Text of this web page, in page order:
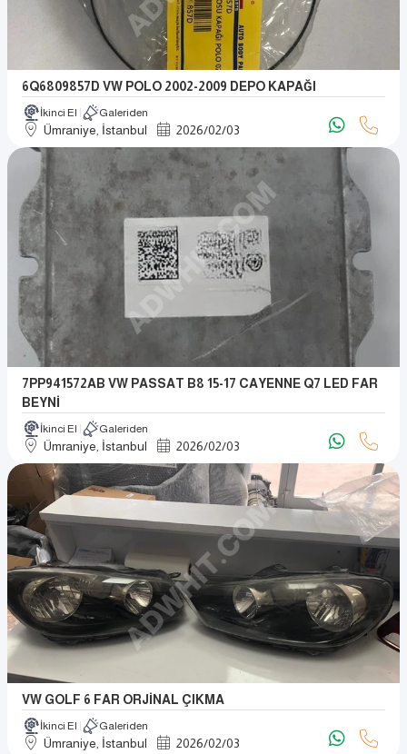
6Q6809857D VW POLO 2002-2009 DEPO KAPAĞI
İkinci El Galeriden
Ümraniye, İstanbul 2026/02/03
7PP941572AB VW PASSAT B8 15-17 CAYENNE Q7 LED FAR
BEYNİ
İkinci El Galeriden
Ümraniye, İstanbul 2026/02/03
VW GOLF 6 FAR ORJİNAL ÇIKMA
İkinci El Galeriden
Ümraniye, İstanbul 2026/02/03